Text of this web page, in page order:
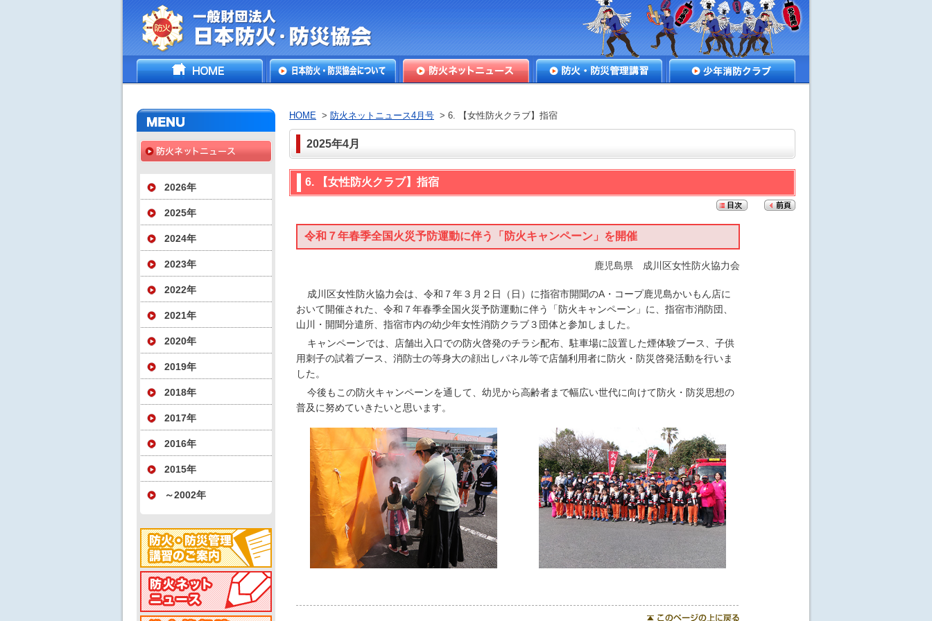
一般財団法人日本防火・防
HOME
2026年
2025年
2024年
2023年
2022年
2021年
2020年
2019年
2018年
2017年
2016年
2015年
～2002年
HOME > 防火ネットニュース4月号 > 6. 【女性防火クラブ】指宿
2025年4月
6. 【女性防火クラブ】指宿
令和７年春季全国火災予防運動に伴う「防火キャンペーン」を開催
鹿児島県 成川区女性防火協力会
成川区女性防火協力会は、令和７年３月２日（日）に指宿市開聞のA・コープ鹿児島かいもん店に
おいて開催された、令和７年春季全国火災予防運動に伴う「防火キャンペーン」に、指宿市消防団、
山川・開聞分遣所、指宿市内の幼少年女性消防クラブ３団体と参加しました。
キャンペーンでは、店舗出入口での防火啓発のチラシ配布、駐車場に設置した煙体験ブース、子供
用刺子の試着ブース、消防士の等身大の顔出しパネル等で店舗利用者に防火・防災啓発活動を行いま
した。
今後もこの防火キャンペーンを通して、幼児から高齢者まで幅広い世代に向けて防火・防災思想の
普及に努めていきたいと思います。